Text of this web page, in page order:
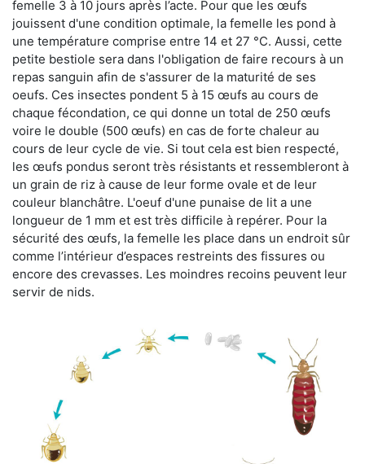
femelle 3 à 10 jours après l’acte. Pour que les œufs
jouissent d'une condition optimale, la femelle les pond à
une température comprise entre 14 et 27 °C. Aussi, cette
petite bestiole sera dans l'obligation de faire recours à un
repas sanguin afin de s'assurer de la maturité de ses
oeufs. Ces insectes pondent 5 à 15 œufs au cours de
chaque fécondation, ce qui donne un total de 250 œufs
voire le double (500 œufs) en cas de forte chaleur au
cours de leur cycle de vie. Si tout cela est bien respecté,
les œufs pondus seront très résistants et ressembleront à
un grain de riz à cause de leur forme ovale et de leur
couleur blanchâtre. L'oeuf d'une punaise de lit a une
longueur de 1 mm et est très difficile à repérer. Pour la
sécurité des œufs, la femelle les place dans un endroit sûr
comme l’intérieur d’espaces restreints des fissures ou
encore des crevasses. Les moindres recoins peuvent leur
servir de nids.